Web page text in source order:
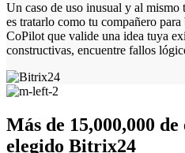
Un caso de uso inusual y al mismo
es tratarlo como tu compañero
CoPilot que valide una idea tuya
constructivas, encuentre fallos
Más de 15,000,000 de
elegido Bitrix24